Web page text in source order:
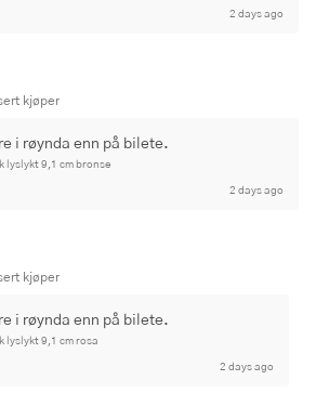
2 days ago
kjøper
i røynda enn på bilete.
lyslykt 9,1 cm bronse
2 days ago
kjøper
i røynda enn på bilete.
lyslykt 9,1 cm rosa
2 days ago